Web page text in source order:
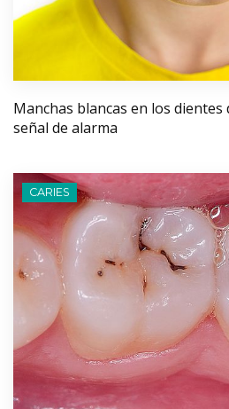
Manchas blancas en los
señal de alarma
CARIES